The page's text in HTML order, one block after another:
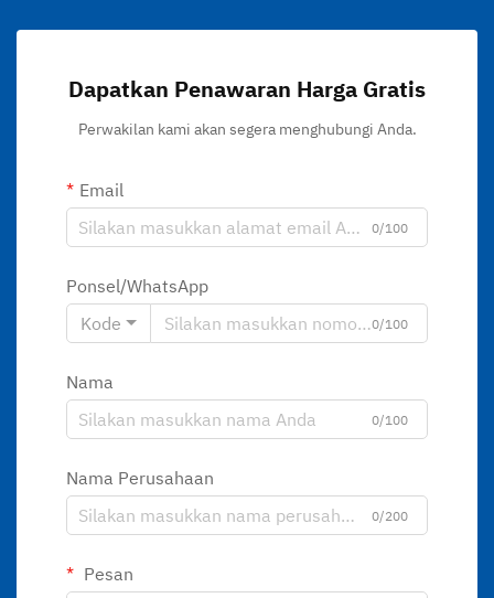
Dapatkan Penawaran Harga Gratis
Perwakilan kami akan segera menghubungi Anda.
Email
0/100
Ponsel/WhatsApp
Kode
0/100
Nama
0/100
Nama Perusahaan
0/200
Pesan